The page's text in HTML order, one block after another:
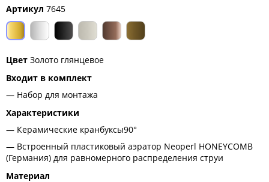
Артикул 7645
Цвет Золото глянцевое
Входит в комплект
Набор для монтажа
Характеристики
Керамические кранбуксы90°
Встроенный пластиковый аэратор Neoperl HONEYCOMB
(Германия) для равномерного распределения струи
Материал